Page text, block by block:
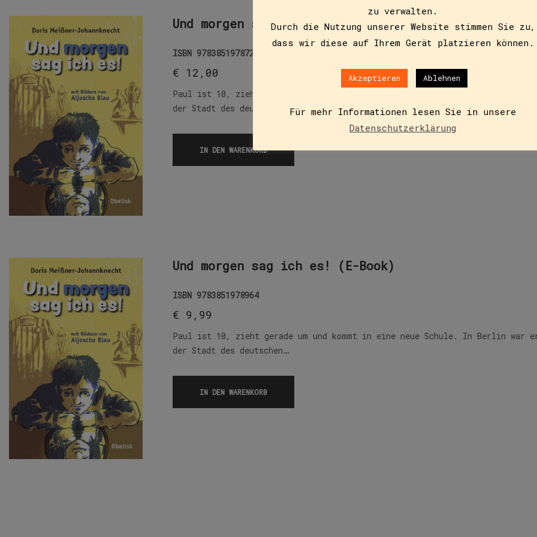
Und morgen sag ich es!
ISBN 9783851978728
€ 12,00
Paul ist 10, zieht gerade um und kommt in eine neue Schule. In Berlin war
der Stadt des deutschen…
IN DEN WARENKORB
Und morgen sag ich es! (E-Book)
ISBN 9783851978964
€ 9,99
Paul ist 10, zieht gerade um und kommt in eine neue Schule. In Berlin war
der Stadt des deutschen…
IN DEN WARENKORB
zu verwalten.
Durch die Nutzung unserer Website stimmen Sie zu,
dass wir diese auf Ihrem Gerät platzieren können.
Akzeptieren Ablehnen
Für mehr Informationen lesen Sie in unsere
Datenschutzerklärung